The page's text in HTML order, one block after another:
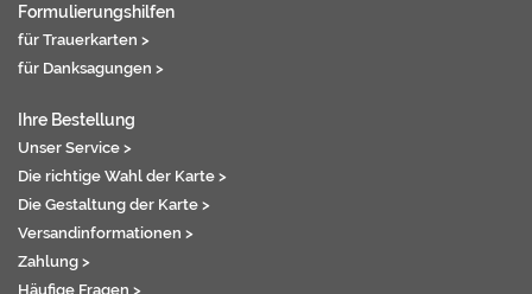
Formulierungshilfen
für Trauerkarten >
für Danksagungen >
Ihre Bestellung
Unser Service >
Die richtige Wahl der Karte >
Die Gestaltung der Karte >
Versandinformationen >
Zahlung >
Häufige Fragen >